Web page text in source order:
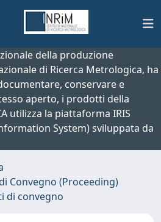
della produzione
di Ricerca Metrologica, ha
conservare e
aperto, i prodotti della
utilizza la piattaforma IRIS
System) sviluppata da
Convegno (Proceeding)
di convegno